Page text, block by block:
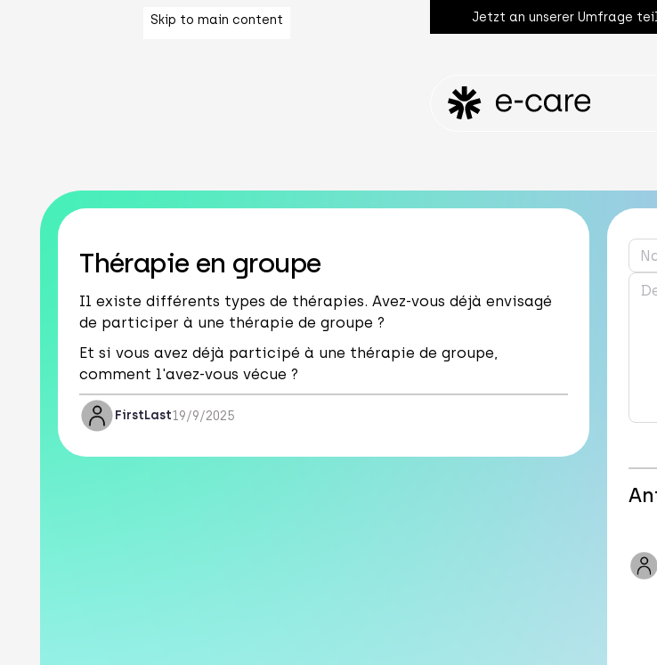
Skip to main content Jetzt an unserer Umfrage
Thérapie en groupe
Il existe différents types de thérapies. Avez-vous déjà envisagé
de participer à une thérapie de groupe ?
Et si vous avez déjà participé à une thérapie de groupe,
comment l'avez-vous vécue ?
FirstLast19/9/2025